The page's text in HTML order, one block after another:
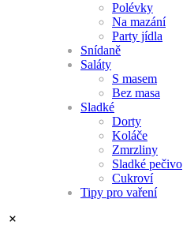
Polévky
Na mazání
Party jídla
Snídaně
Saláty
S masem
Bez masa
Sladké
Dorty
Koláče
Zmrzliny
Sladké pečivo
Cukroví
Tipy pro vaření